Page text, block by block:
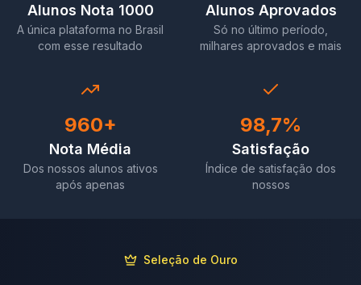
Alunos Nota 1000
A única plataforma no Brasil
com esse resultado
Alunos Aprovados
Só no último período,
milhares aprovados e mais
960+
Nota Média
Dos nossos alunos ativos
após apenas
98,7%
Satisfação
Índice de satisfação dos
nossos
Seleção de Ouro